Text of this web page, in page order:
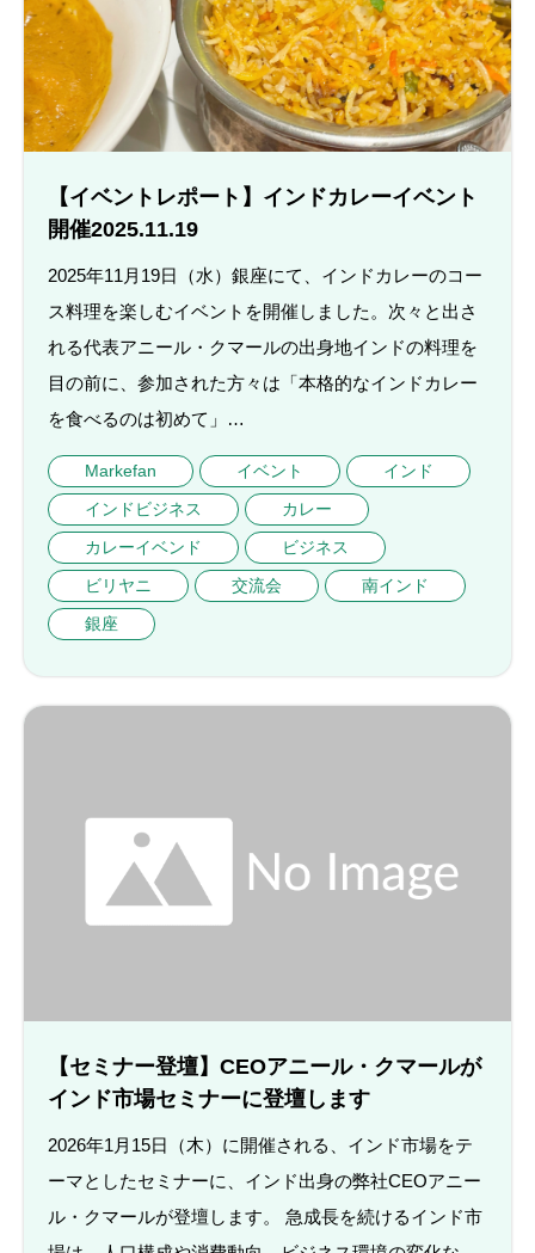
【イベントレポート】インドカレーイベント
開催2025.11.19
2025年11月19日（水）銀座にて、インドカレーのコー
ス料理を楽しむイベントを開催しました。次々と出さ
れる代表アニール・クマールの出身地インドの料理を
目の前に、参加された方々は「本格的なインドカレー
を食べるのは初めて」…
Markefan イベント
インド
インドビジネス
カレー
カレーイベンド
ビジネス
ビリヤニ
交流会
南インド
銀座
【セミナー登壇】CEOアニール・クマールが
インド市場セミナーに登壇します
2026年1月15日（木）に開催される、インド市場をテ
ーマとしたセミナーに、インド出身の弊社CEOアニー
ル・クマールが登壇します。 急成長を続けるインド市